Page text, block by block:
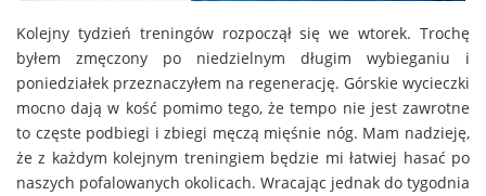
Kolejny tydzień treningów rozpoczął się we wtorek. Trochę
byłem zmęczony po niedzielnym długim wybieganiu i
poniedziałek przeznaczyłem na regenerację. Górskie wycieczki
mocno dają w kość pomimo tego, że tempo nie jest zawrotne
to częste podbiegi i zbiegi męczą mięśnie nóg. Mam nadzieję,
że z każdym kolejnym treningiem będzie mi łatwiej hasać po
naszych pofalowanych okolicach. Wracając jednak do tygodnia